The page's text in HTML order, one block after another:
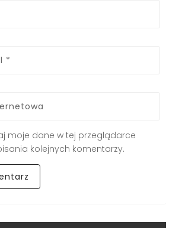
moje dane w tej przeglądarce
kolejnych komentarzy.